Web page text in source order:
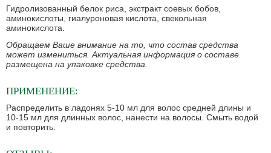
Гидролизованный белок риса, экстракт соевых бобов,
аминокислоты, гиалуроновая кислота, свекольная
аминокислота.
Обращаем Ваше внимание на то, что состав средства
может измениться. Актуальная информация о составе
размещена на упаковке средства.
ПРИМЕНЕНИЕ:
Распределить в ладонях 5-10 мл для волос средней длины и
10-15 мл для длинных волос, нанести на волосы. Смыть водой
и повторить.